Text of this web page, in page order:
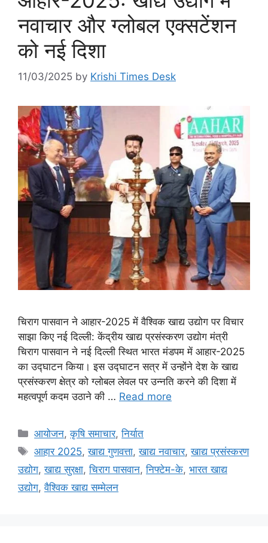
नवाचार और ग्लोबल एक्सटेंशन
को नई दिशा
11/03/2025 by Krishi Times Desk
चिराग पासवान ने आहार-2025 में वैश्विक खाद्य उद्योग पर विचार
साझा किए नई दिल्ली: केंद्रीय खाद्य प्रसंस्करण उद्योग मंत्री
चिराग पासवान ने नई दिल्ली स्थित भारत मंडपम में आहार-2025
का उद्घाटन किया। इस उद्घाटन सत्र में उन्होंने देश के खाद्य
प्रसंस्करण क्षेत्र को ग्लोबल लेवल पर उन्नति करने की दिशा में
महत्वपूर्ण कदम उठाने की … Read more
आयोजन,कृषि समाचार,निर्यात
आहार 2025,खाद्य गुणवत्ता,खाद्य नवाचार,खाद्य प्रसंस्करण
उद्योग,खाद्य सुरक्षा,चिराग पासवान,निफ्टेम-के, भारत खाद्य
उद्योग,वैश्विक खाद्य सम्मेलन